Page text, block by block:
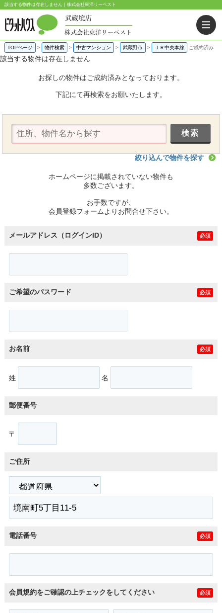
該当する物件は存在しません｜株式会社東洋リーベスト
TOPページ > 物件検索 > 中古マンション > 武蔵野市 > ＪＲ中央本線 ご成約済み
該当する物件は存在しません
お探しの物件はご成約済みとなっております。
下記にて再検索をお願いたします。
絞り込んで物件を探す
ホームページに掲載されていない物件も
多数ございます。
お手数ですが、
会員登録フォームよりお問合せ下さい。
メールアドレス（ログインID） 必須
ご希望のパスワード 必須
お名前 必須
姓 名
郵便番号
〒
ご住所
電話番号 必須
会員規約をご確認の上チェックをしてください 必須